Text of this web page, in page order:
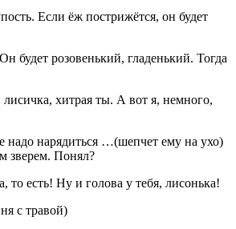
Если ёж пострижётся, он будет
будет розовенький, гладенький. Тогда
хитрая ты. А вот я, немного,
надо нарядиться …(шепчет ему на ухо)
зверем. Понял?
есть! Ну и голова у тебя, лисонька!
с травой)